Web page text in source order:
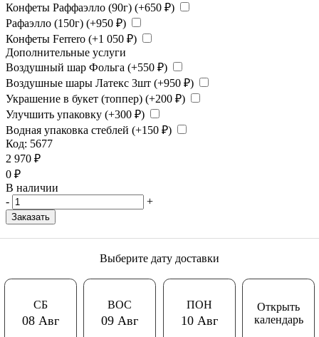
Конфеты Раффаэлло (90г) (+650 ₽)
Рафаэлло (150г) (+950 ₽)
Конфеты Ferrero (+1 050 ₽)
Дополнительные услуги
Воздушный шар Фольга (+550 ₽)
Воздушные шары Латекс 3шт (+950 ₽)
Украшение в букет (топпер) (+200 ₽)
Улучшить упаковку (+300 ₽)
Водная упаковка стеблей (+150 ₽)
Код: 5677
2 970 ₽
0 ₽
В наличии
-
+
Заказать
Выберите дату доставки
СБ
08 Авг
ВОС
09 Авг
ПОН
10 Авг
Открыть
календарь